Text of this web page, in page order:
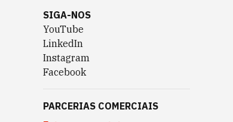
SIGA-NOS
YouTube
LinkedIn
Instagram
Facebook
PARCERIAS COMERCIAIS